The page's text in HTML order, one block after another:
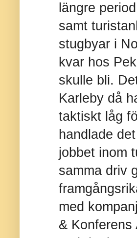
längre
samt
stugbyar i
kvar hos
skulle bli.
Karleby då
taktiskt låg
handlade
jobbet inom
samma driv
med
& Konferens